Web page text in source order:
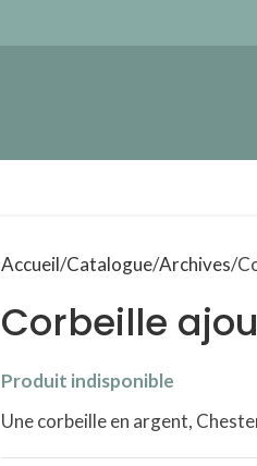
Accueil Catalogue Archives
Corbeille
Produit indisponible
Une corbeille en argent,